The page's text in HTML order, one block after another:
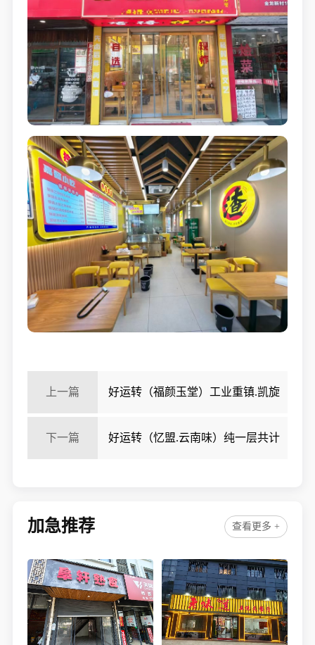
上一篇 好运转（福颜玉堂）工业重镇.凯旋
路主街上下两层120㎡养生馆转让
下一篇 好运转（忆盟.云南味）纯一层共计
加急推荐 查看更多 +